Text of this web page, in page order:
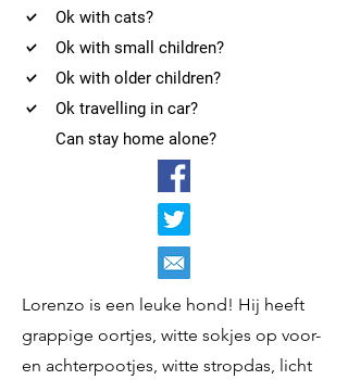
Ok with cats?
Ok with small children?
Ok with older children?
Ok travelling in car?
Can stay home alone?
Lorenzo is een leuke hond! Hij heeft
grappige oortjes, witte sokjes op voor-
en achterpootjes, witte stropdas, licht